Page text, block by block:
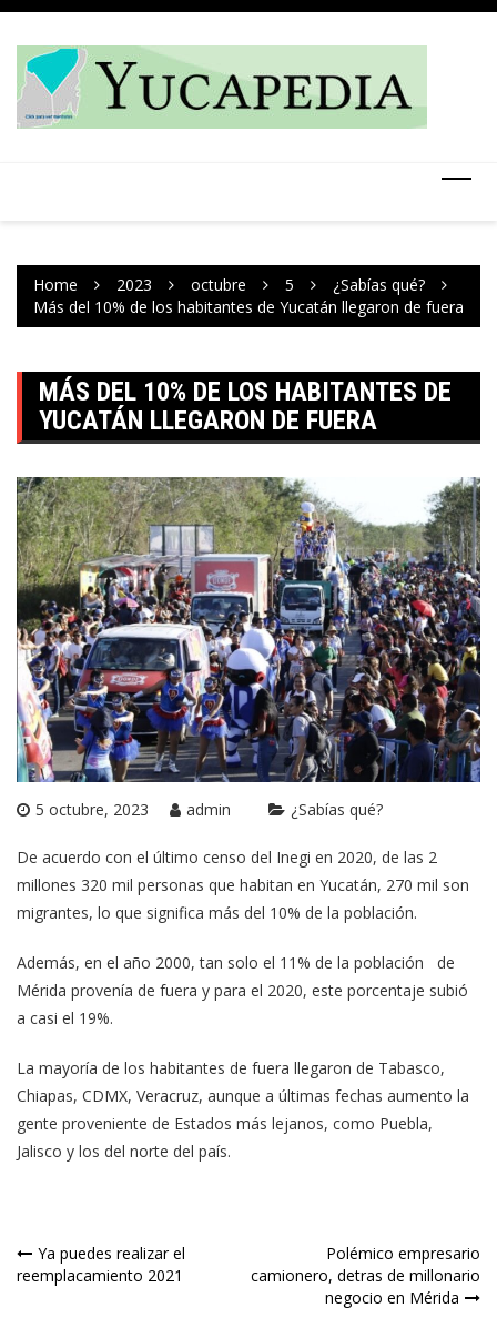
Skip
content
Home 2023 octubre 5
¿Sabías qué?
Más del 10% de los habitantes de Yucatán llegaron de fuera
MÁS DEL 10% DE LOS HABITANTES DE
YUCATÁN LLEGARON DE FUERA
5 octubre, 2023 admin ¿Sabías qué?
De acuerdo con el último censo del Inegi en 2020, de las 2
millones 320 mil personas que habitan en Yucatán, 270 mil son
migrantes, lo que significa más del 10% de la población.
Además, en el año 2000, tan solo el 11% de la población de
Mérida provenía de fuera y para el 2020, este porcentaje subió
a casi el 19%.
La mayoría de los habitantes de fuera llegaron de Tabasco,
Chiapas, CDMX, Veracruz, aunque a últimas fechas aumento la
gente proveniente de Estados más lejanos, como Puebla,
Jalisco y los del norte del país.
Navegación
Ya puedes realizar el
reemplacamiento 2021
Polémico empresario
camionero, detras de millonario
negocio en Mérida